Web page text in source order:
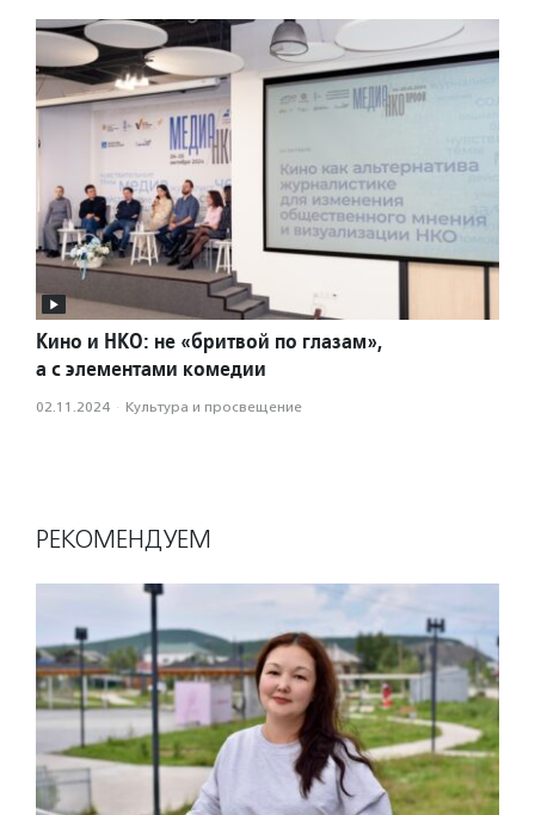
Кино и НКО: не «бритвой по глазам»,
а с элементами комедии
02.11.2024 · Культура и просвещение
РЕКОМЕНДУЕМ